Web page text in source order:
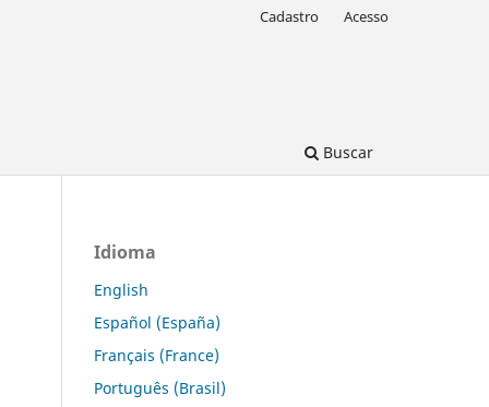
Buscar
Cadastro Acesso
Idioma
English
Español (España)
Français (France)
Português (Brasil)